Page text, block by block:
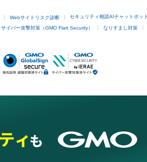
Webサイトリスク診断 セキュリティ相談AIチャットボット
サイバー攻撃対策（GMO Flatt Security） なりすまし対策